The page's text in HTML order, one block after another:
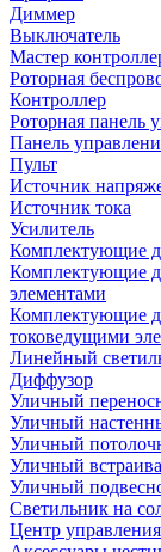
Диммер
Выключатель
Мастер
Роторная
Контроллер
Роторная панель
Панель
Пульт
Источник
Источник тока
Усилитель
Комплектующие
Комплектующие
элементами
Комплектующие
токоведущими
Линейный
Диффузор
Уличный
Уличный
Уличный
Уличный
Уличный
Светильник на
Центр